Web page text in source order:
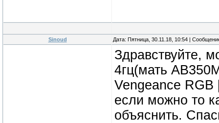
Sinoud Дата: Пятница, 30.11.18, 10:54 |
Здравствуйте,
4гц(мать
Vengeance
если можно то
объяснить.